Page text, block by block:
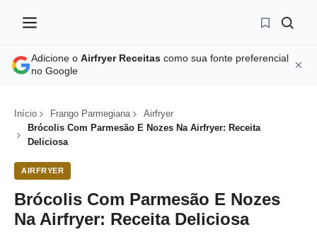
Adicione o Airfryer Receitas como sua fonte preferencial
no Google
Início Frango Parmegiana
Airfryer
Brócolis Com Parmesão E Nozes Na Airfryer: Receita
Deliciosa
AIRFRYER
Brócolis Com Parmesão E Nozes
Na Airfryer: Receita Deliciosa